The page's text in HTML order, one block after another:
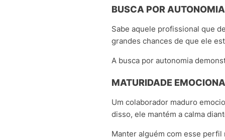
BUSCA POR AUTONOMIA
Sabe aquele profissional que
grandes chances de que ele
A busca por autonomia
MATURIDADE
Um colaborador maduro
disso, ele mantém a calma
Manter alguém com esse perfil